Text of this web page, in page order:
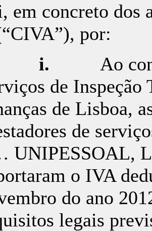
em concreto dos
por:
Ao
de
de Lisboa,
de
UNIPESSOAL,
o IVA
do ano
legais